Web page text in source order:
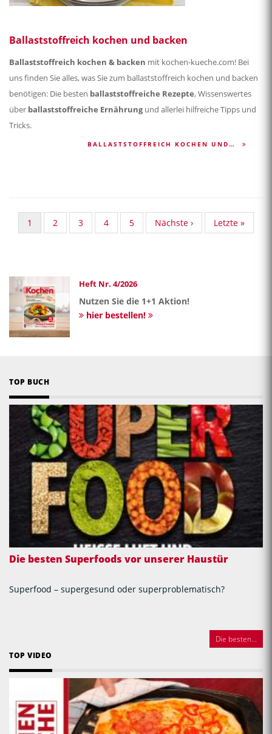
Ballaststoffreich kochen und backen
Ballaststoffreich kochen & backen mit kochen-kueche.com! Bei
uns finden Sie alles, was Sie zum ballaststoffreich kochen und backen
benötigen: Die besten ballaststoffreiche Rezepte, Wissenswertes
über ballaststoffreiche Ernährungund allerlei hilfreiche Tipps und
Tricks.
BALLASTSTOFFREICH KOCHEN UND…
Aktuelle
Seite
1
Standard
Taxonomy
2
Standard
Taxonomy
3
Standard
Taxonomy
4
Standard
Taxonomy
5
Nächste
Seite
Nächste ›
Last
page
Letzte »
Heft Nr. 4/2026
Nutzen Sie die 1+1 Aktion!
hier bestellen!
TOP BUCH
Die besten Superfoods vor unserer Haustür
Superfood – supergesund oder superproblematisch?
Die besten...
TOP VIDEO